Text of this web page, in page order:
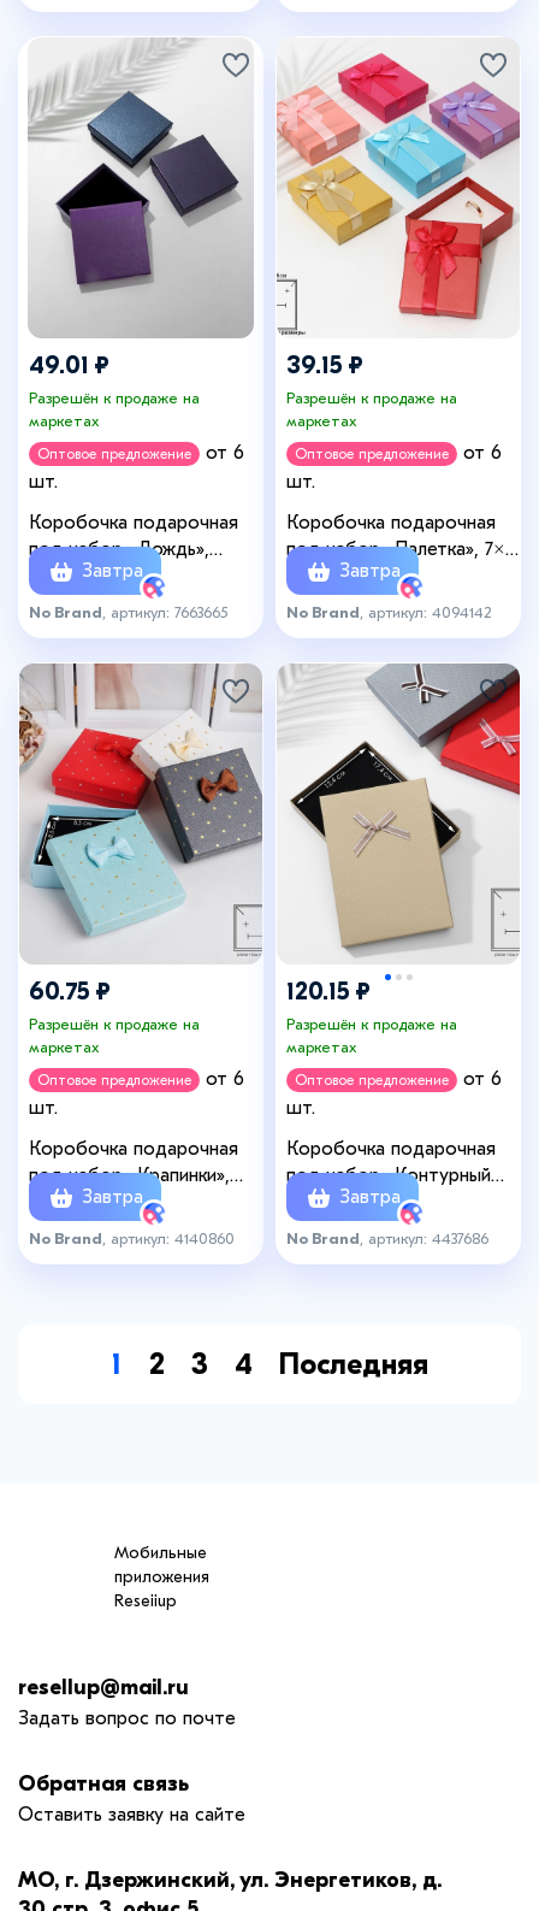
49.01 ₽
Разрешён к продаже на
маркетах
Оптовое предложение
от 6
шт.
Коробочка подарочная
под набор «Дождь»,
9×9×3 см, (полезная
часть 8.5×8.5 см), МИКС
Завтра
No Brand , артикул: 7663665
39.15 ₽
Разрешён к продаже на
маркетах
Оптовое предложение
от 6
шт.
Коробочка подарочная
под набор «Палетка», 7×9
(размер полезной части
6,5×8,5см), цвет МИКС
Завтра
No Brand , артикул: 4094142
60.75 ₽
Разрешён к продаже на
маркетах
Оптовое предложение
от 6
шт.
Коробочка подарочная
под набор «Крапинки»,
9×9, цвет МИКС
Завтра
No Brand , артикул: 4140860
120.15 ₽
Разрешён к продаже на
маркетах
Оптовое предложение
от 6
шт.
Коробочка подарочная
под набор «Контурный
бант», 13×18 (размер
полезной части 12,4×17,4
см), цвет МИКС
Завтра
No Brand , артикул: 4437686
1 2 3 4 Последняя
Мобильные
приложения
Reseiiup
resellup@mail.ru
Задать вопрос по почте
Обратная связь
Оставить заявку на сайте
МО, г. Дзержинский, ул. Энергетиков, д.